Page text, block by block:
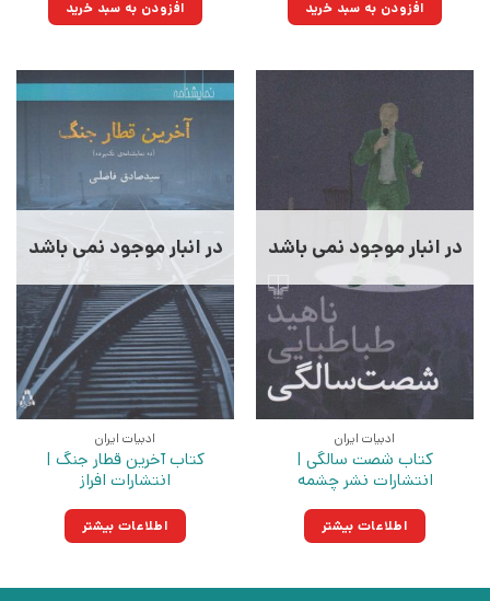
بود.
افزودن به سبد خرید بود.
افزودن به سبد خرید
در انبار موجود نمی باشد
ادبیات ایران
کتاب شصت سالگی |
انتشارات نشر چشمه
اطلاعات بیشتر
در انبار موجود نمی باشد
ادبیات ایران
کتاب آخرین قطار جنگ |
انتشارات افراز
اطلاعات بیشتر